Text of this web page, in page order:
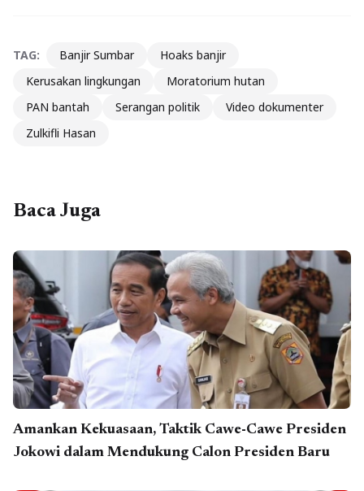
TAG: Banjir Sumbar
Hoaks banjir
Kerusakan lingkungan
Moratorium hutan
PAN bantah
Serangan politik
Video dokumenter
Zulkifli Hasan
Baca Juga
Amankan Kekuasaan, Taktik Cawe-Cawe Presiden
Jokowi dalam Mendukung Calon Presiden Baru